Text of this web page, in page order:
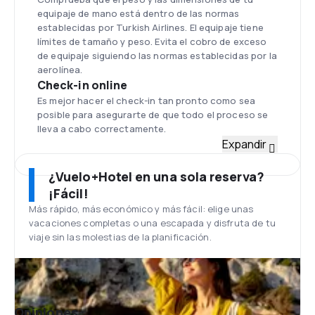
equipaje de mano está dentro de las normas
establecidas por Turkish Airlines. El equipaje tiene
límites de tamaño y peso. Evita el cobro de exceso
de equipaje siguiendo las normas establecidas por la
aerolínea.
Check-in online
Es mejor hacer el check-in tan pronto como sea
posible para asegurarte de que todo el proceso se
lleva a cabo correctamente.
aviones de los tipos Boeing 737-400, 737-500, 737-
800, Airbus A310-300, A340-300, A330, A320, A321.
Aeropuerto de Estambul
El principal aeropuerto de Estambul está situado a
35 kilómetros al noroeste del centro de la ciudad, en
su parte europea. Se construyó entre los años 2015
y 2018, y en abril de 2019 se convirtió en el principal
aeropuerto de la ciudad, un papel que correspondía
hasta el momento a uno de los aeropuertos
anteriormente más grandes de Europa: el
Expandir
¿Vuelo+Hotel en una sola reserva?
¡Fácil!
Más rápido, más económico y más fácil: elige unas
vacaciones completas o una escapada y disfruta de tu
viaje sin las molestias de la planificación.